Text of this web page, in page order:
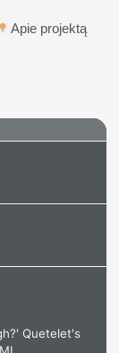
Apie projektą
Quetelet's